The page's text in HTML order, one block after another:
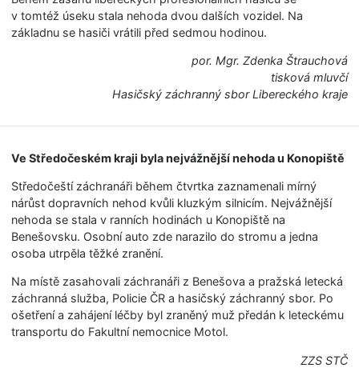
v tomtéž úseku stala nehoda dvou dalších vozidel. Na
základnu se hasiči vrátili před sedmou hodinou.
por. Mgr. Zdenka Štrauchová
tisková mluvčí
Hasičský záchranný sbor Libereckého kraje
Ve Středočeském kraji byla nejvážnější nehoda u Konopiště
Středočeští záchranáři během čtvrtka zaznamenali mírný
nárůst dopravních nehod kvůli kluzkým silnicím. Nejvážnější
nehoda se stala v ranních hodinách u Konopiště na
Benešovsku. Osobní auto zde narazilo do stromu a jedna
osoba utrpěla těžké zranění.
Na místě zasahovali záchranáři z Benešova a pražská letecká
záchranná služba, Policie ČR a hasičský záchranný sbor. Po
ošetření a zahájení léčby byl zraněný muž předán k leteckému
transportu do Fakultní nemocnice Motol.
ZZS STČ